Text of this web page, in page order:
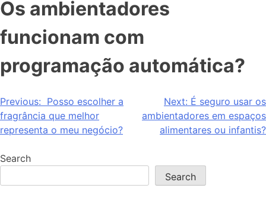
Os ambientadores
funcionam com
programação automática?
Previous: Posso escolher a
fragrância que melhor
representa o meu negócio?
Next: É seguro usar os
ambientadores em espaços
alimentares ou infantis?
Search
Search